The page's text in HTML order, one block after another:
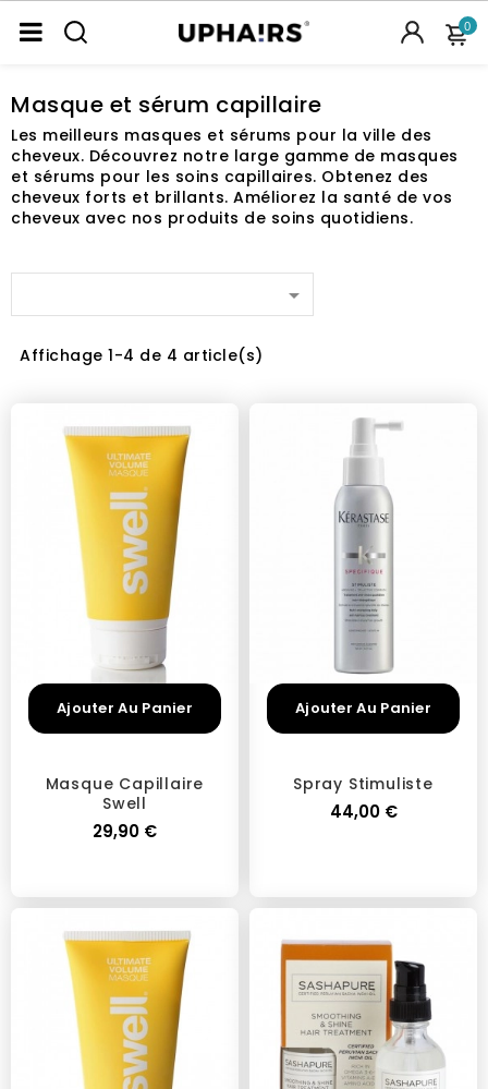
0
Masque et sérum capillaire
Les meilleurs masques et sérums pour la ville des
cheveux. Découvrez notre large gamme de masques
et sérums pour les soins capillaires. Obtenez des
cheveux forts et brillants. Améliorez la santé de vos
cheveux avec nos produits de soins quotidiens.

Affichage 1-4 de 4 article(s)
Ajouter Au Panier
Masque Capillaire
Swell
29,90 €
Ajouter Au Panier
Spray Stimuliste
44,00 €